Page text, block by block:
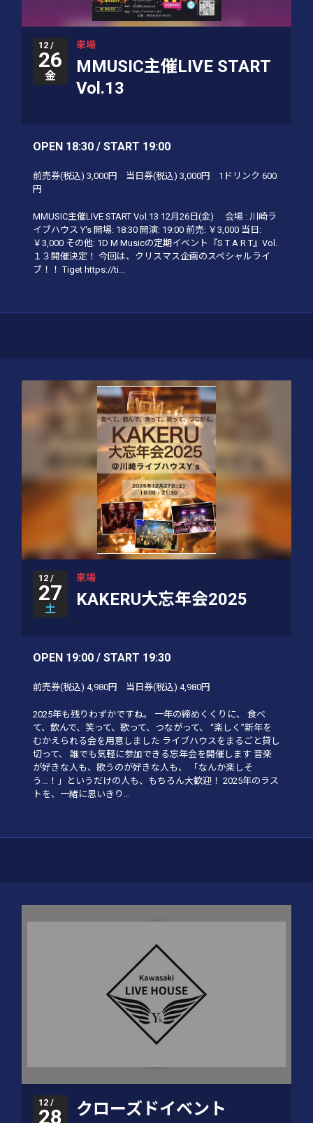
12 /
26
金
来場
MMUSIC主催LIVE START
Vol.13
OPEN 18:30 / START 19:00
前売券(税込) 3,000円 当日券(税込) 3,000円 1ドリンク 600
円
MMUSIC主催LIVE START Vol.13 12月26日(金) 会場 : 川崎ラ
イブハウス Y's 開場: 18:30 開演: 19:00 前売: ￥3,000 当日:
￥3,000 その他: 1D M Musicの定期イベント『S T A R T』Vol.
１３開催決定！ 今回は、クリスマス企画のスペシャルライ
ブ！！ Tiget https://ti...
12 /
27
土
来場
KAKERU大忘年会2025
OPEN 19:00 / START 19:30
前売券(税込) 4,980円 当日券(税込) 4,980円
2025年も残りわずかですね。 一年の締めくくりに、 食べ
て、飲んで、笑って、歌って、つながって、 “楽しく”新年を
むかえられる会を用意しました ライブハウスをまるごと貸し
切って、 誰でも気軽に参加できる忘年会を開催します 音楽
が好きな人も、歌うのが好きな人も、 「なんか楽しそ
う…！」というだけの人も、もちろん大歓迎！ 2025年のラス
トを、一緒に思いきり...
12 /
28 クローズドイベント